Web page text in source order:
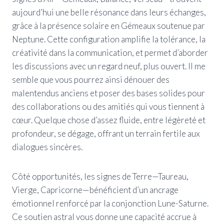
aujourd’hui une belle résonance dans leurs échanges,
grâce à la présence solaire en Gémeaux soutenue par
Neptune. Cette configuration amplifie la tolérance, la
créativité dans la communication, et permet d’aborder
les discussions avec un regard neuf, plus ouvert. Il me
semble que vous pourrez ainsi dénouer des
malentendus anciens et poser des bases solides pour
des collaborations ou des amitiés qui vous tiennent à
cœur. Quelque chose d’assez fluide, entre légèreté et
profondeur, se dégage, offrant un terrain fertile aux
dialogues sincères.
Côté opportunités, les signes de Terre—Taureau,
Vierge, Capricorne—bénéficient d’un ancrage
émotionnel renforcé par la conjonction Lune-Saturne.
Ce soutien astral vous donne une capacité accrue à